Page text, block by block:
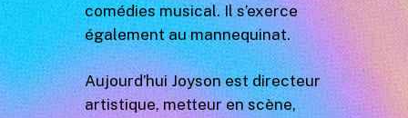
comédies musical. Il s’exerce
également au mannequinat.
Aujourd’hui Joyson est directeur
artistique, metteur en scène,